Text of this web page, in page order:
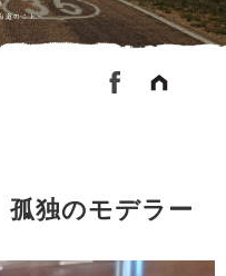
独のモデラー